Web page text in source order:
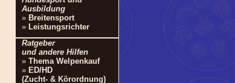
Ausbildung
» Breitensport
» Leistungsrichter
Ratgeber
und andere Hilfen
» Thema Welpenkauf
» ED/HD
(Zucht- & Körordnung)